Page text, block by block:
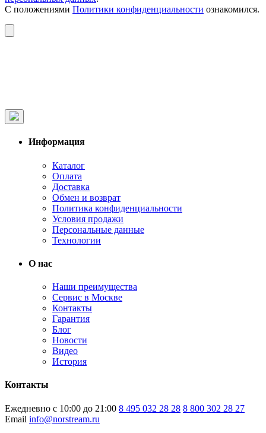
С положениями Политики конфиденциальности ознакомился.
Информация
Каталог
Оплата
Доставка
Обмен и возврат
Политика конфиденциальности
Условия продажи
Персональные данные
Технологии
О нас
Наши преимущества
Сервис в Москве
Контакты
Гарантия
Блог
Новости
Видео
История
Контакты
Ежедневно с 10:00 до 21:00 8 495 032 28 28 8 800 302 28 27
Email info@norstream.ru